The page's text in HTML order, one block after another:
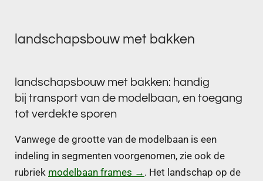
landschapsbouw met bakken
landschapsbouw met bakken: handig
bij transport van de modelbaan, en toegang
tot verdekte sporen
Vanwege de grootte van de modelbaan is een
indeling in segmenten voorgenomen, zie ook de
rubriek modelbaan frames → . Het landschap op de